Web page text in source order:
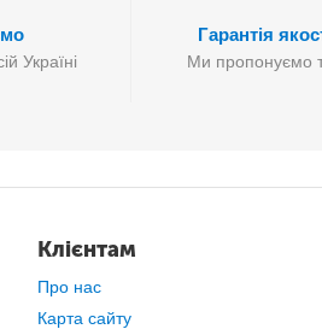
Україні
Гарантія
Ми пропонуємо
Клієнтам
Про нас
Карта сайту